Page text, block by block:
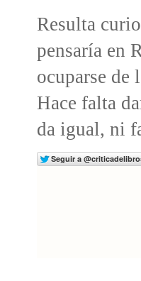
Resulta
pensaría en
ocuparse de
Hace falta
da igual, ni